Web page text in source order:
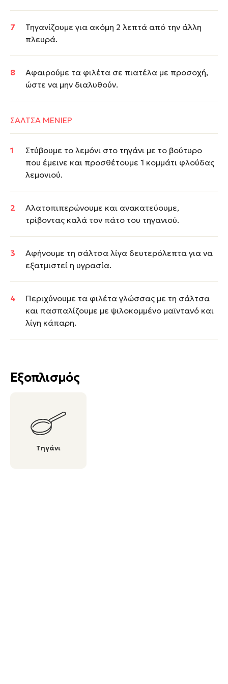
Εξοπλισμός
Τηγάνι
Τηγανίζουμε για ακόμη 2 λεπτά από την άλλη
πλευρά.
Αφαιρούμε τα φιλέτα σε πιατέλα με προσοχή,
ώστε να μην διαλυθούν.
ΣΑΛΤΣΑ ΜΕΝΙΕΡ
Στύβουμε το λεμόνι στο τηγάνι με το βούτυρο
που έμεινε και προσθέτουμε 1 κομμάτι φλούδας
λεμονιού.
Αλατοπιπερώνουμε και ανακατεύουμε,
τρίβοντας καλά τον πάτο του τηγανιού.
Αφήνουμε τη σάλτσα λίγα δευτερόλεπτα για να
εξατμιστεί η υγρασία.
Περιχύνουμε τα φιλέτα γλώσσας με τη σάλτσα
και πασπαλίζουμε με ψιλοκομμένο μαϊντανό και
λίγη κάπαρη.